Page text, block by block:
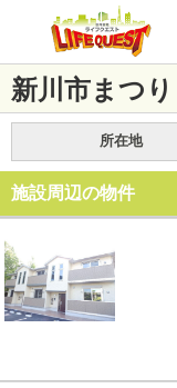
新川市まつり
所在地
施設周辺の物件